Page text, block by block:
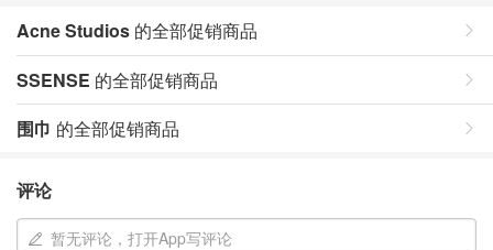
Acne Studios 的全部促销商品
SSENSE 的全部促销商品
围巾 的全部促销商品
评论
暂无评论，打开App写评论